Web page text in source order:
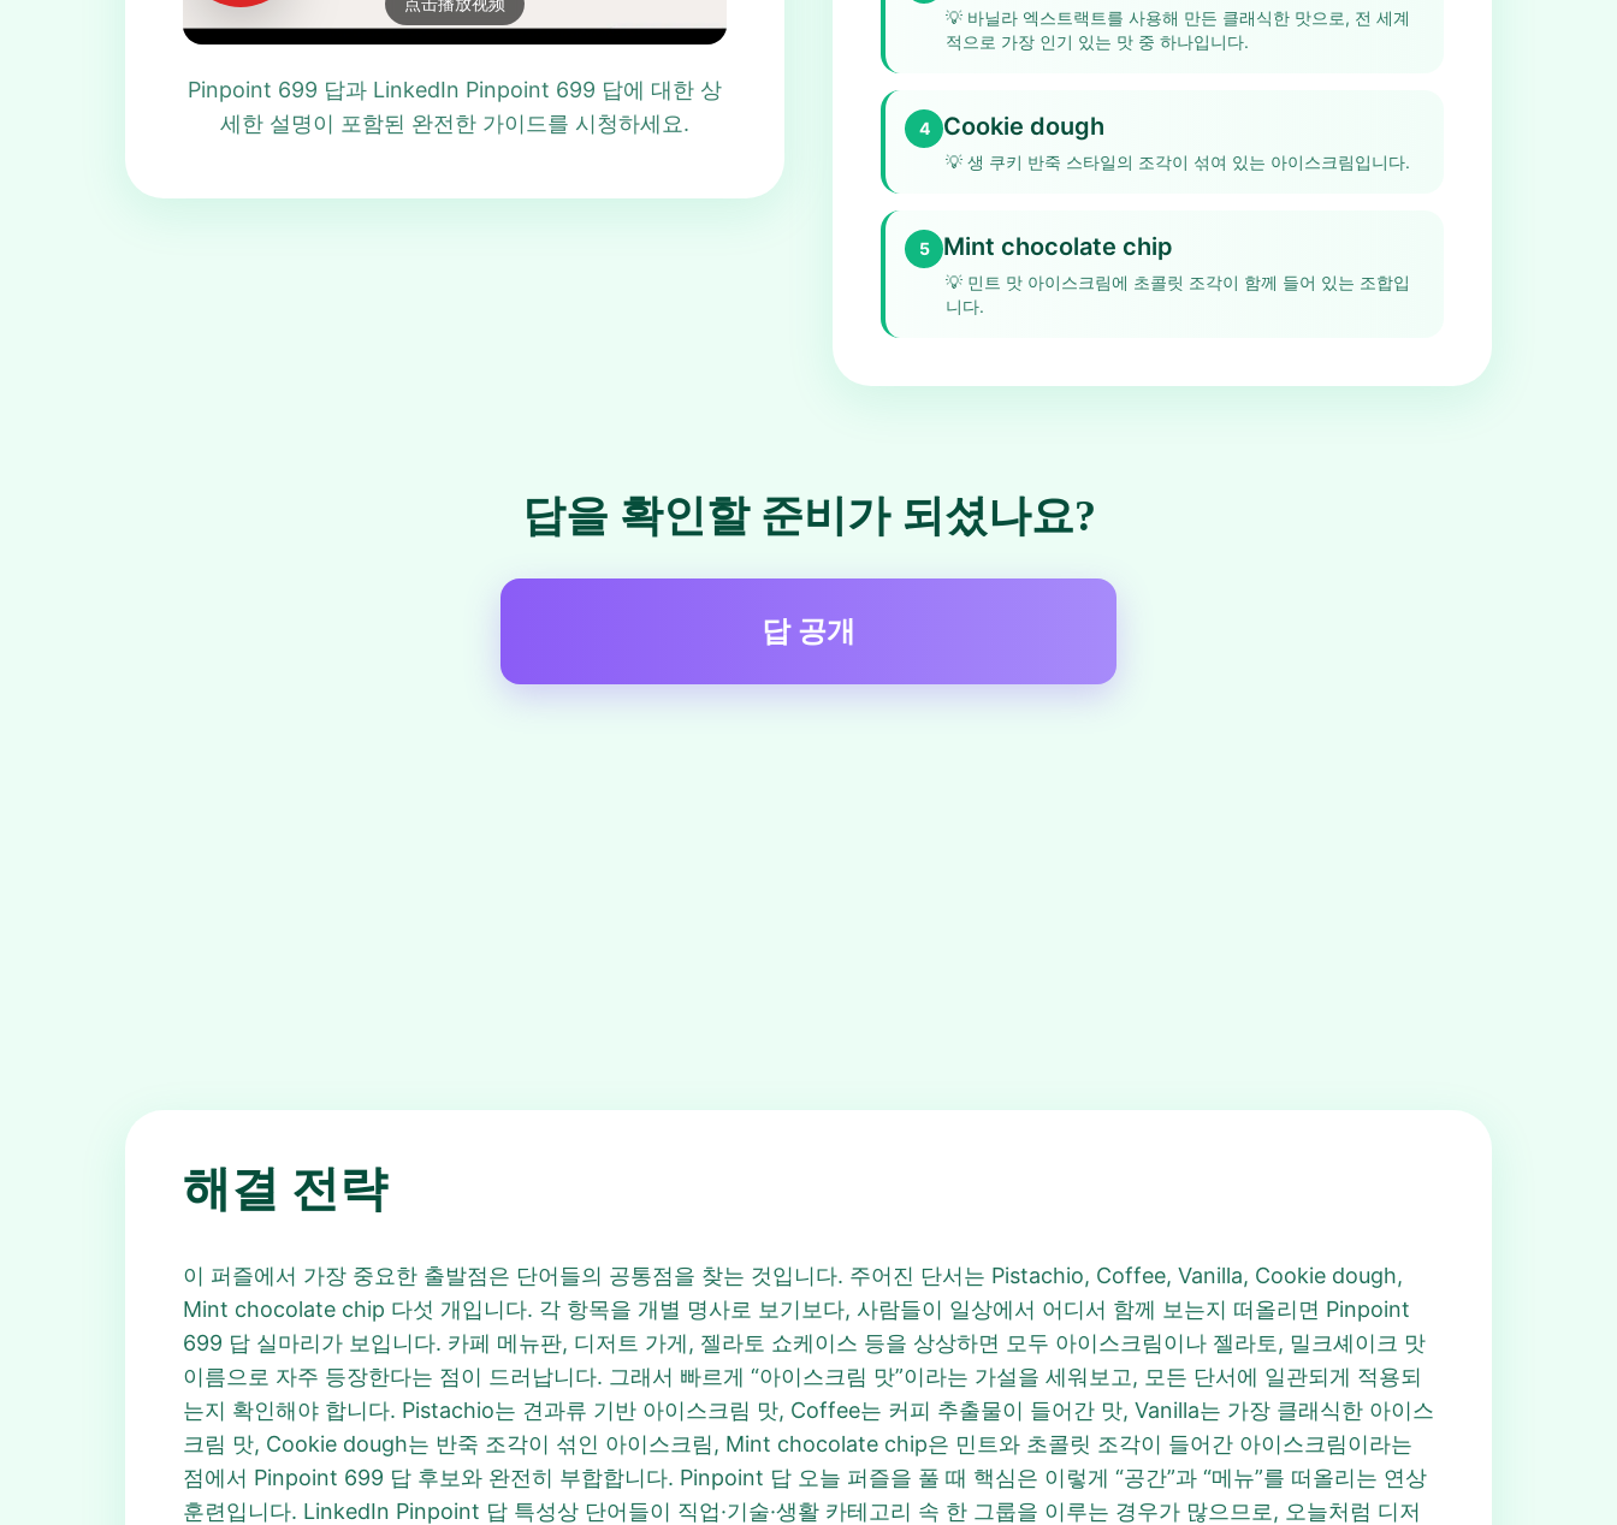
Pinpoint 699 답과 LinkedIn Pinpoint 699 답에 대한 상
세한 설명이 포함된 완전한 가이드를 시청하세요.
💡 바닐라 엑스트랙트를 사용해 만든 클래식한 맛으로, 전 세계
적으로 가장 인기 있는 맛 중 하나입니다.
4 Cookie dough
💡 생 쿠키 반죽 스타일의 조각이 섞여 있는 아이스크림입니다.
5 Mint chocolate chip
💡 민트 맛 아이스크림에 초콜릿 조각이 함께 들어 있는 조합입
니다.
답을 확인할 준비가 되셨나요?
답 공개
해결 전략
이 퍼즐에서 가장 중요한 출발점은 단어들의 공통점을 찾는 것입니다. 주어진 단서는 Pistachio, Coffee, Vanilla, Cookie dough,
Mint chocolate chip 다섯 개입니다. 각 항목을 개별 명사로 보기보다, 사람들이 일상에서 어디서 함께 보는지 떠올리면 Pinpoint
699 답 실마리가 보입니다. 카페 메뉴판, 디저트 가게, 젤라토 쇼케이스 등을 상상하면 모두 아이스크림이나 젤라토, 밀크셰이크 맛
이름으로 자주 등장한다는 점이 드러납니다. 그래서 빠르게 “아이스크림 맛”이라는 가설을 세워보고, 모든 단서에 일관되게 적용되
는지 확인해야 합니다. Pistachio는 견과류 기반 아이스크림 맛, Coffee는 커피 추출물이 들어간 맛, Vanilla는 가장 클래식한 아이스
크림 맛, Cookie dough는 반죽 조각이 섞인 아이스크림, Mint chocolate chip은 민트와 초콜릿 조각이 들어간 아이스크림이라는
점에서 Pinpoint 699 답 후보와 완전히 부합합니다. Pinpoint 답 오늘 퍼즐을 풀 때 핵심은 이렇게 “공간”과 “메뉴”를 떠올리는 연상
훈련입니다. LinkedIn Pinpoint 답 특성상 단어들이 직업·기술·생활 카테고리 속 한 그룹을 이루는 경우가 많으므로, 오늘처럼 디저